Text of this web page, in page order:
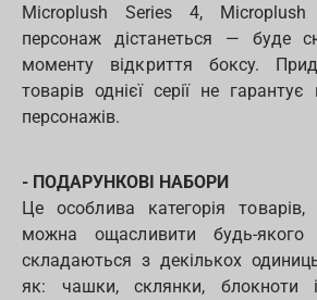
Microplush Series 4,
персонаж дістанеться — буде
моменту відкриття боксу.
товарів однієї серії не
персонажів.
- ПОДАРУНКОВІ НАБОРИ
Це особлива категорія
можна ощасливити будь-
складаються з декількох
як: чашки, склянки, блокноти